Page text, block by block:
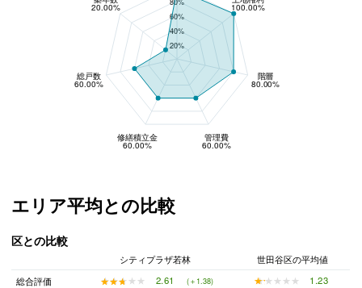
20.00%
総戸数
60.00%
修繕積立金
60.00%
管理費
60.00%
階層
80.00%
100.00%
60%
40%
20%
エリア平均との比較
区との比較
シティプラザ若林
世田谷区の平均値
総合評価
★★★★★
★★★★★ 2.61 (＋1.38) ★★★★★
★★★★★
1.23